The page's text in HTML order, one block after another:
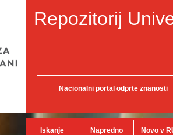
Repozitorij
Nacionalni portal odprte znanosti
Iskanje Napredno Novo v